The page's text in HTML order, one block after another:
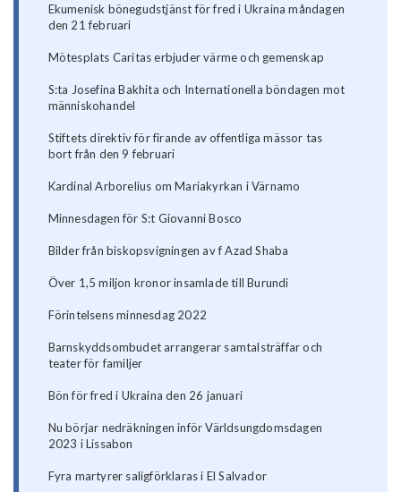
Ekumenisk bönegudstjänst för fred i Ukraina måndagen
den 21 februari
Mötesplats Caritas erbjuder värme och gemenskap
S:ta Josefina Bakhita och Internationella böndagen mot
människohandel
Stiftets direktiv för firande av offentliga mässor tas
bort från den 9 februari
Kardinal Arborelius om Mariakyrkan i Värnamo
Minnesdagen för S:t Giovanni Bosco
Bilder från biskopsvigningen av f Azad Shaba
Över 1,5 miljon kronor insamlade till Burundi
Förintelsens minnesdag 2022
Barnskyddsombudet arrangerar samtalsträffar och
teater för familjer
Bön för fred i Ukraina den 26 januari
Nu börjar nedräkningen inför Världsungdomsdagen
2023 i Lissabon
Fyra martyrer saligförklaras i El Salvador